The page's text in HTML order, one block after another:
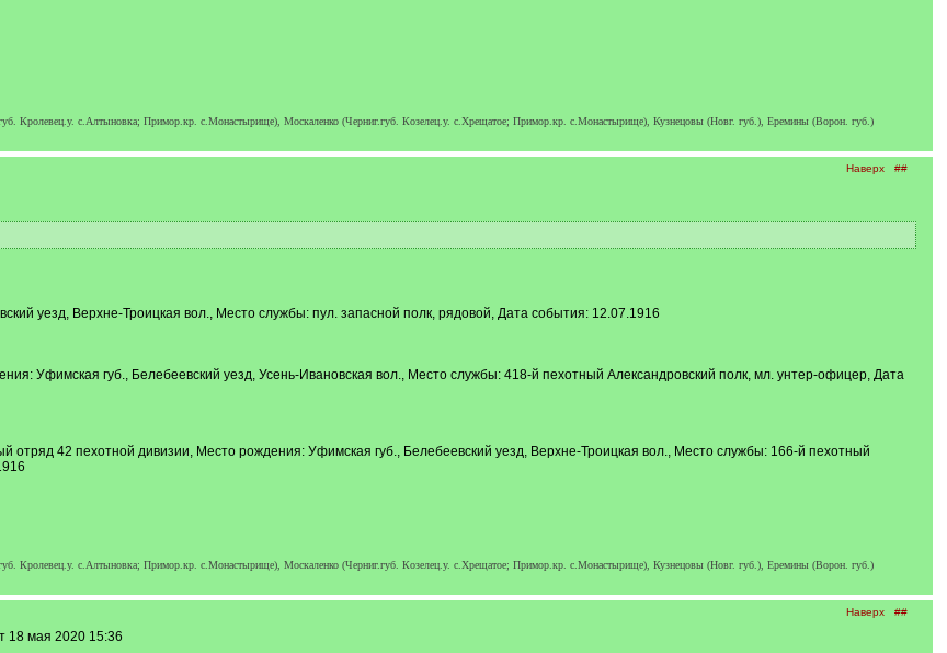
Кролевец.у. с.Алтыновка; Примор.кр. с.Монастырище), Москаленко (Черниг.губ. Козелец.у. с.Хрещатое; Примор.кр. с.Монастырище), Кузнецовы (Новг. губ.), Еремины (Ворон. губ.)
Наверх ##
уезд, Верхне-Троицкая вол., Место службы: пул. запасной полк, рядовой, Дата события: 12.07.1916
Уфимская губ., Белебеевский уезд, Усень-Ивановская вол., Место службы: 418-й пехотный Александровский полк, мл. унтер-офицер, Дата
отряд 42 пехотной дивизии, Место рождения: Уфимская губ., Белебеевский уезд, Верхне-Троицкая вол., Место службы: 166-й пехотный
Кролевец.у. с.Алтыновка; Примор.кр. с.Монастырище), Москаленко (Черниг.губ. Козелец.у. с.Хрещатое; Примор.кр. с.Монастырище), Кузнецовы (Новг. губ.), Еремины (Ворон. губ.)
Наверх ##
18 мая 2020 15:36